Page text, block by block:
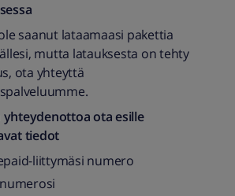
saanut lataamaasi pakettia
mutta latauksesta on tehty
ota yhteyttä
yhteydenottoa ota esille
tiedot
liittymäsi numero